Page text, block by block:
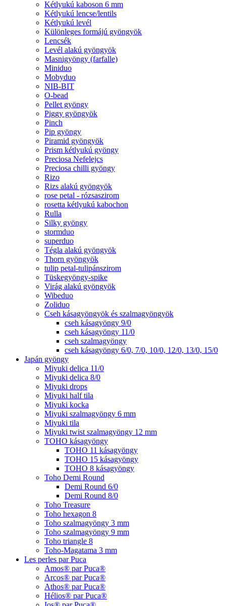
Kétlyukú kaboson 6 mm
Kétlyukú lencse/lentils
Kétlyukú levél
Különleges formájú gyöngyök
Lencsék
Levél alakú gyöngyök
Masnigyöngy (farfalle)
Miniduo
Mobyduo
NIB-BIT
O-bead
Pellet gyöngy
Piggy gyöngyök
Pinch
Pip gyöngy
Piramid gyöngyök
Prism kétlyukú gyöngy
Preciosa Nefelejcs
Preciosa chilli gyöngy
Rizo
Rizs alakú gyöngyök
rose petal - rózsaszirom
rosetta kétlyukú kabochon
Rulla
Silky gyöngy
stormduo
superduo
Tégla alakú gyöngyök
Thorn gyöngyök
tulip petal-tulipánszirom
Tüskegyöngy-spike
Virág alakú gyöngyök
Wibeduo
Zoliduo
Cseh kásagyöngyök és szalmagyöngyök
cseh kásagyöngy 9/0
cseh kásagyöngy 11/0
cseh szalmagyöngy
cseh kásagyöngy 6/0, 7/0, 10/0, 12/0, 13/0, 15/0
Japán gyöngy
Miyuki delica 11/0
Miyuki delica 8/0
Miyuki drops
Miyuki half tila
Miyuki kocka
Miyuki szalmagyöngy 6 mm
Miyuki tila
Miyuki twist szalmagyöngy 12 mm
TOHO kásagyöngy
TOHO 11 kásagyöngy
TOHO 15 kásagyöngy
TOHO 8 kásagyöngy
Toho Demi Round
Demi Round 6/0
Demi Round 8/0
Toho Treasure
Toho hexagon 8
Toho szalmagyöngy 3 mm
Toho szalmagyöngy 9 mm
Toho triangle 8
Toho-Magatama 3 mm
Les perles par Puca
Amos® par Puca®
Arcos® par Puca®
Athos® par Puca®
Hélios® par Puca®